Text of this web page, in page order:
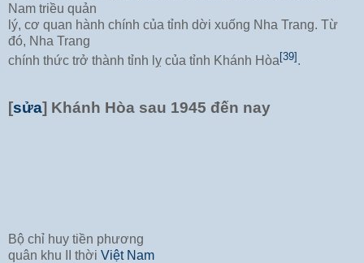
Nam triều quản
lý, cơ quan hành chính của tỉnh dời xuống Nha Trang. Từ
đó, Nha Trang
chính thức trở thành tỉnh lỵ của tỉnh Khánh Hòa[39].
[sửa] Khánh Hòa sau 1945 đến nay
Bộ chỉ huy tiền phương
quân khu II thời Việt Nam